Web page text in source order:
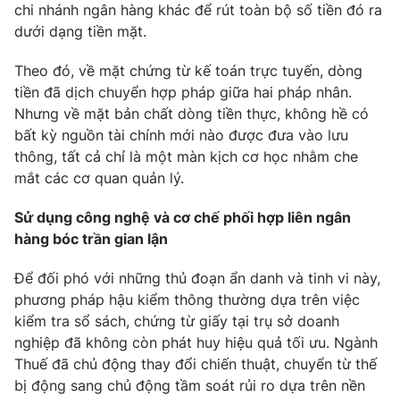
chi nhánh ngân hàng khác để rút toàn bộ số tiền đó ra
dưới dạng tiền mặt.
Theo đó, về mặt chứng từ kế toán trực tuyến, dòng
tiền đã dịch chuyển hợp pháp giữa hai pháp nhân.
Nhưng về mặt bản chất dòng tiền thực, không hề có
bất kỳ nguồn tài chính mới nào được đưa vào lưu
thông, tất cả chỉ là một màn kịch cơ học nhằm che
mắt các cơ quan quản lý.
Sử dụng công nghệ và cơ chế phối hợp liên ngân
hàng bóc trần gian lận
Để đối phó với những thủ đoạn ẩn danh và tinh vi này,
phương pháp hậu kiểm thông thường dựa trên việc
kiểm tra sổ sách, chứng từ giấy tại trụ sở doanh
nghiệp đã không còn phát huy hiệu quả tối ưu. Ngành
Thuế đã chủ động thay đổi chiến thuật, chuyển từ thế
bị động sang chủ động tầm soát rủi ro dựa trên nền